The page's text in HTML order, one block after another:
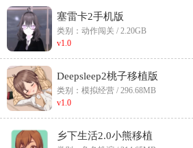
塞雷卡2手机版
类别：动作闯关 / 2.20GB
v1.0
Deepsleep2桃子移植版
类别：模拟经营 / 296.68MB
v1.0
乡下生活2.0小熊移植